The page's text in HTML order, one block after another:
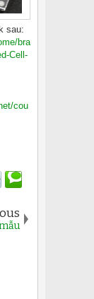
sau:
bra
Cell-
cou